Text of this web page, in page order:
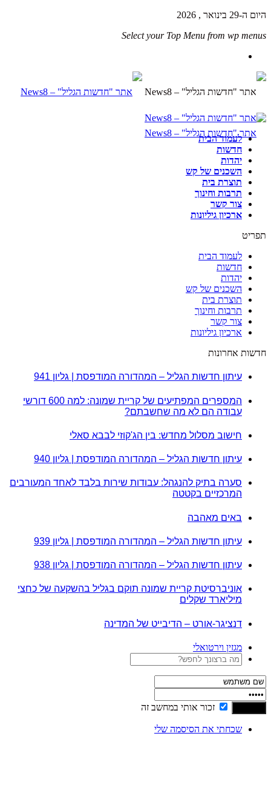
היום ה-29 בינואר , 2026
Select your Top Menu from wp menus
לעמוד הבית
חדשות
יהדות
השכנים של קש
תוצרת בית
תרבות וחינוך
צור קשר
ארכיון גיליונות
תפריט
לעמוד הבית
חדשות
יהדות
השכנים של קש
תוצרת בית
תרבות וחינוך
צור קשר
ארכיון גיליונות
חדשות אחרונות
עיתון חדשות הגליל – המהדורה המודפסת | גליון 941
המספרים המפתיעים של קריית שמונה: למה 600 דורשי
עבודה הם לא מה שחשבתם?
חישוב מסלול מחדש: בין הג'קוזי לבבא סאלי
עיתון חדשות הגליל – המהדורה המודפסת | גליון 940
סערה בתיק להנגהל: עבודות שירות בלבד לאחד המעורבים
המרכזיים בקטטה
באים מאהבה
עיתון חדשות הגליל – המהדורה המודפסת | גליון 939
עיתון חדשות הגליל – המהדורה המודפסת | גליון 938
אוניברסיטת קריית שמונה תוקם בגליל בהשקעה של כחצי
מיליארד שקלים
דנציגר-אורט – הדיבייט של המדינה
מגזין וירטואלי
זכור אותי במחשב זה
שכחתי את הסיסמה שלי